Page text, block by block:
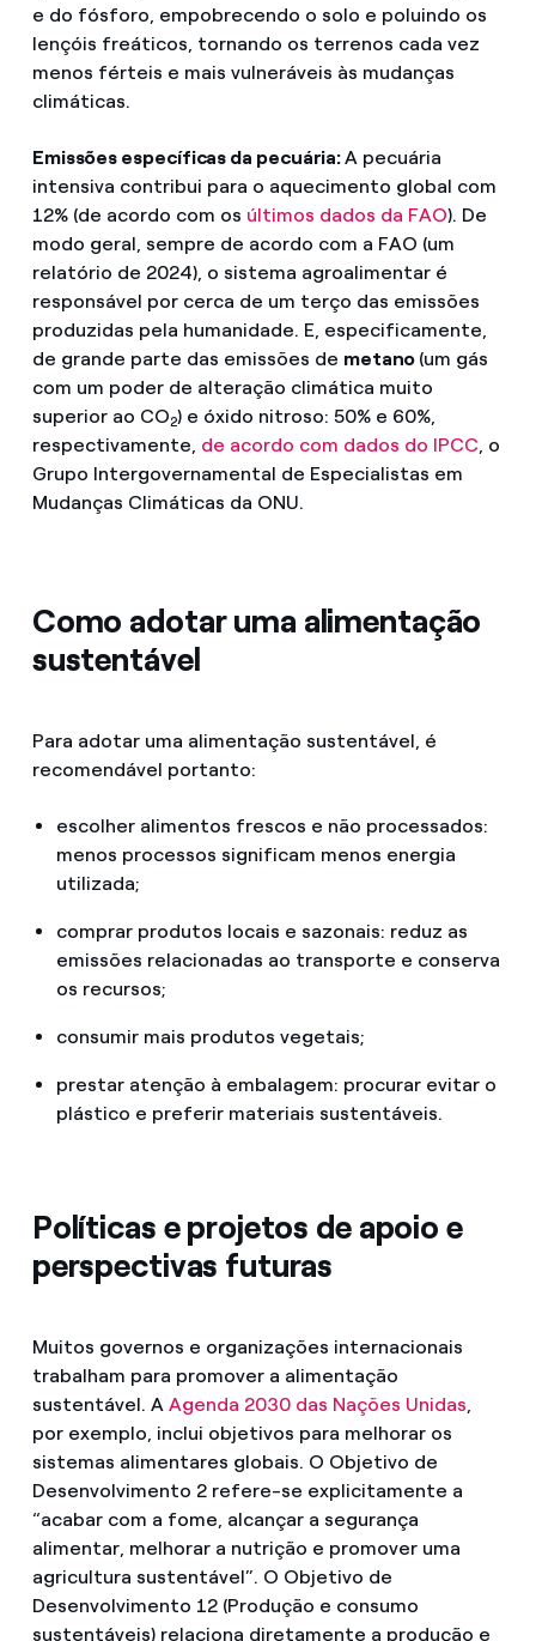
e do fósforo, empobrecendo o solo e poluindo os
lençóis freáticos, tornando os terrenos cada vez
menos férteis e mais vulneráveis às mudanças
climáticas.
Emissões específicas da pecuária:A pecuária
intensiva contribui para o aquecimento global com
12% (de acordo com os últimos dados da FAO). De
modo geral, sempre de acordo com a FAO (um
relatório de 2024), o sistema agroalimentar é
responsável por cerca de um terço das emissões
produzidas pela humanidade. E, especificamente,
de grande parte das emissões de metano (um gás
com um poder de alteração climática muito
superior ao CO2) e óxido nitroso: 50% e 60%,
respectivamente, de acordo com dados do IPCC, o
Grupo Intergovernamental de Especialistas em
Mudanças Climáticas da ONU.
Como adotar uma alimentação
sustentável
Para adotar uma alimentação sustentável, é
recomendável portanto:
escolher alimentos frescos e não processados:
menos processos significam menos energia
utilizada;
comprar produtos locais e sazonais: reduz as
emissões relacionadas ao transporte e conserva
os recursos;
consumir mais produtos vegetais;
prestar atenção à embalagem: procurar evitar o
plástico e preferir materiais sustentáveis.
Políticas e projetos de apoio e
perspectivas futuras
Muitos governos e organizações internacionais
trabalham para promover a alimentação
sustentável. A Agenda 2030 das Nações Unidas,
por exemplo, inclui objetivos para melhorar os
sistemas alimentares globais. O Objetivo de
Desenvolvimento 2 refere-se explicitamente a
“acabar com a fome, alcançar a segurança
alimentar, melhorar a nutrição e promover uma
agricultura sustentável”. O Objetivo de
Desenvolvimento 12 (Produção e consumo
sustentáveis) relaciona diretamente a produção e